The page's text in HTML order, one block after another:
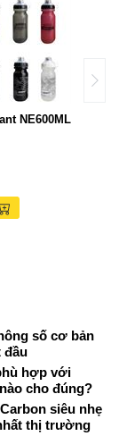
NE600ML
số cơ bản
đầu
hợp với
cho đúng?
siêu nhẹ
thị trường